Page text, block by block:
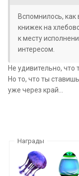
Вспомнилось,
книжек на
к месту
интересом.
Не удивительно, что
Но то, что ты
уже через край...
Награды